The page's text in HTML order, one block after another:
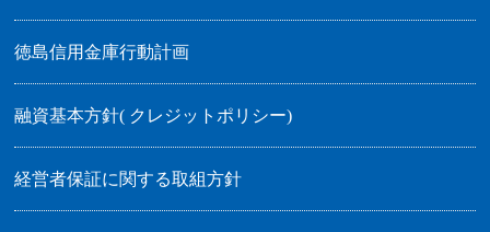
徳島信用金庫行動計画
融資基本方針( クレジットポリシー)
経営者保証に関する取組方針